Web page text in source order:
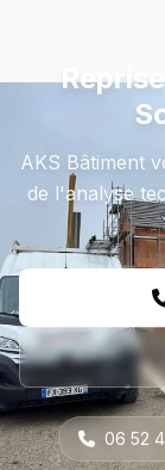
AKS Bâtiment
de l'analyse
06 52